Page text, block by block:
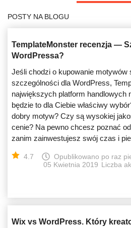
POSTY NA BLOGU
TemplateMonster recenzja —
WordPressa?
Jeśli chodzi o kupowanie motywów
szczególności dla WordPress,
największych platform handlowych
będzie to dla Ciebie właściwy
dobry motyw? Czy są wysokiej
cenie? Na pewno chcesz poznać
zanim zainwestujesz swój czas i
4.7
Opublikowano po raz
05 Kwietnia 2019 Liczba
Wix vs WordPress. Który